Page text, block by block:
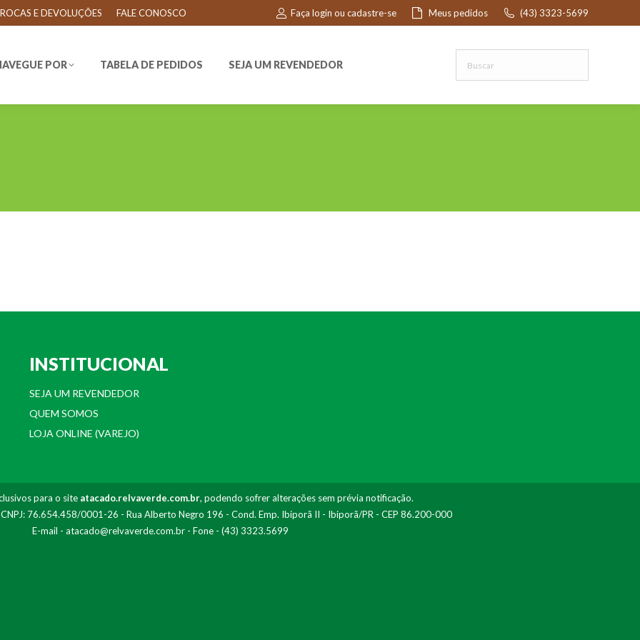
E DEVOLUÇÕES FALE CONOSCO Faça login ou cadastre-se Meus pedidos (43) 3323-5699
POR TABELA DE PEDIDOS SEJA UM REVENDEDOR
INSTITUCIONAL
SEJA UM REVENDEDOR
QUEM SOMOS
LOJA ONLINE (VAREJO)
para o site atacado.relvaverde.com.br, podendo sofrer alterações sem prévia notificação.
CNPJ: 76.654.458/0001-26 - Rua Alberto Negro 196 - Cond. Emp. Ibiporã II - Ibiporã/PR - CEP 86.200-000
E-mail - atacado@relvaverde.com.br- Fone - (43) 3323.5699
POR TABELA DE PEDIDOS SEJA UM REVENDEDOR